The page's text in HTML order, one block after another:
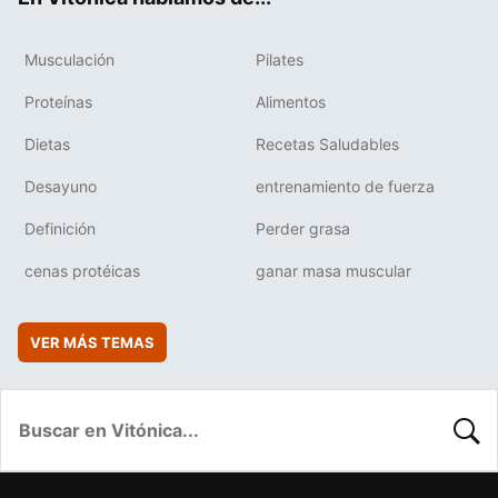
Musculación Pilates
Proteínas Alimentos
Dietas Recetas Saludables
Desayuno entrenamiento de fuerza
Definición Perder grasa
cenas protéicas ganar masa muscular
VER MÁS TEMAS